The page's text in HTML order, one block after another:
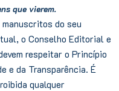
que vierem.
do seu
o Conselho Editorial e
respeitar o Princípio
e da Transparência. É
qualquer